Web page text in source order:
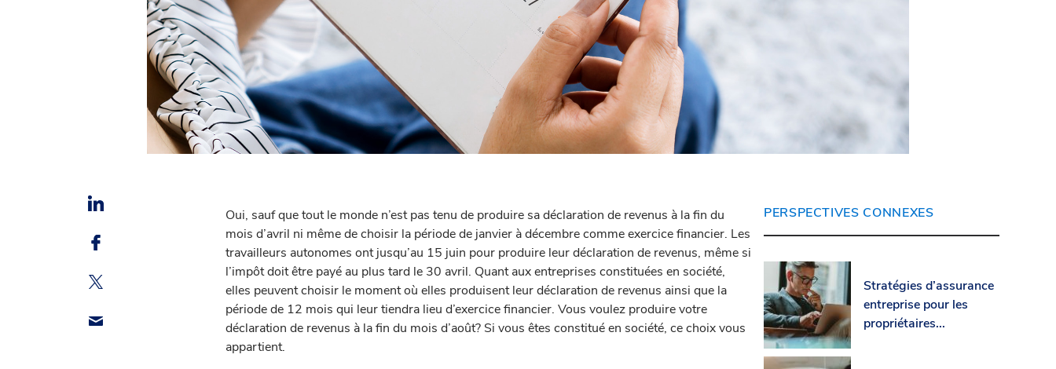
Oui, sauf que tout le monde n’est pas tenu de produire sa déclaration de revenus à la fin du
mois d’avril ni même de choisir la période de janvier à décembre comme exercice financier. Les
travailleurs autonomes ont jusqu’au 15 juin pour produire leur déclaration de revenus, même si
l’impôt doit être payé au plus tard le 30 avril. Quant aux entreprises constituées en société,
elles peuvent choisir le moment où elles produisent leur déclaration de revenus ainsi que la
période de 12 mois qui leur tiendra lieu d’exercice financier. Vous voulez produire votre
déclaration de revenus à la fin du mois d’août? Si vous êtes constitué en société, ce choix vous
appartient.
PERSPECTIVES CONNEXES
Stratégies d’assurance
entreprise pour les
propriétaires...